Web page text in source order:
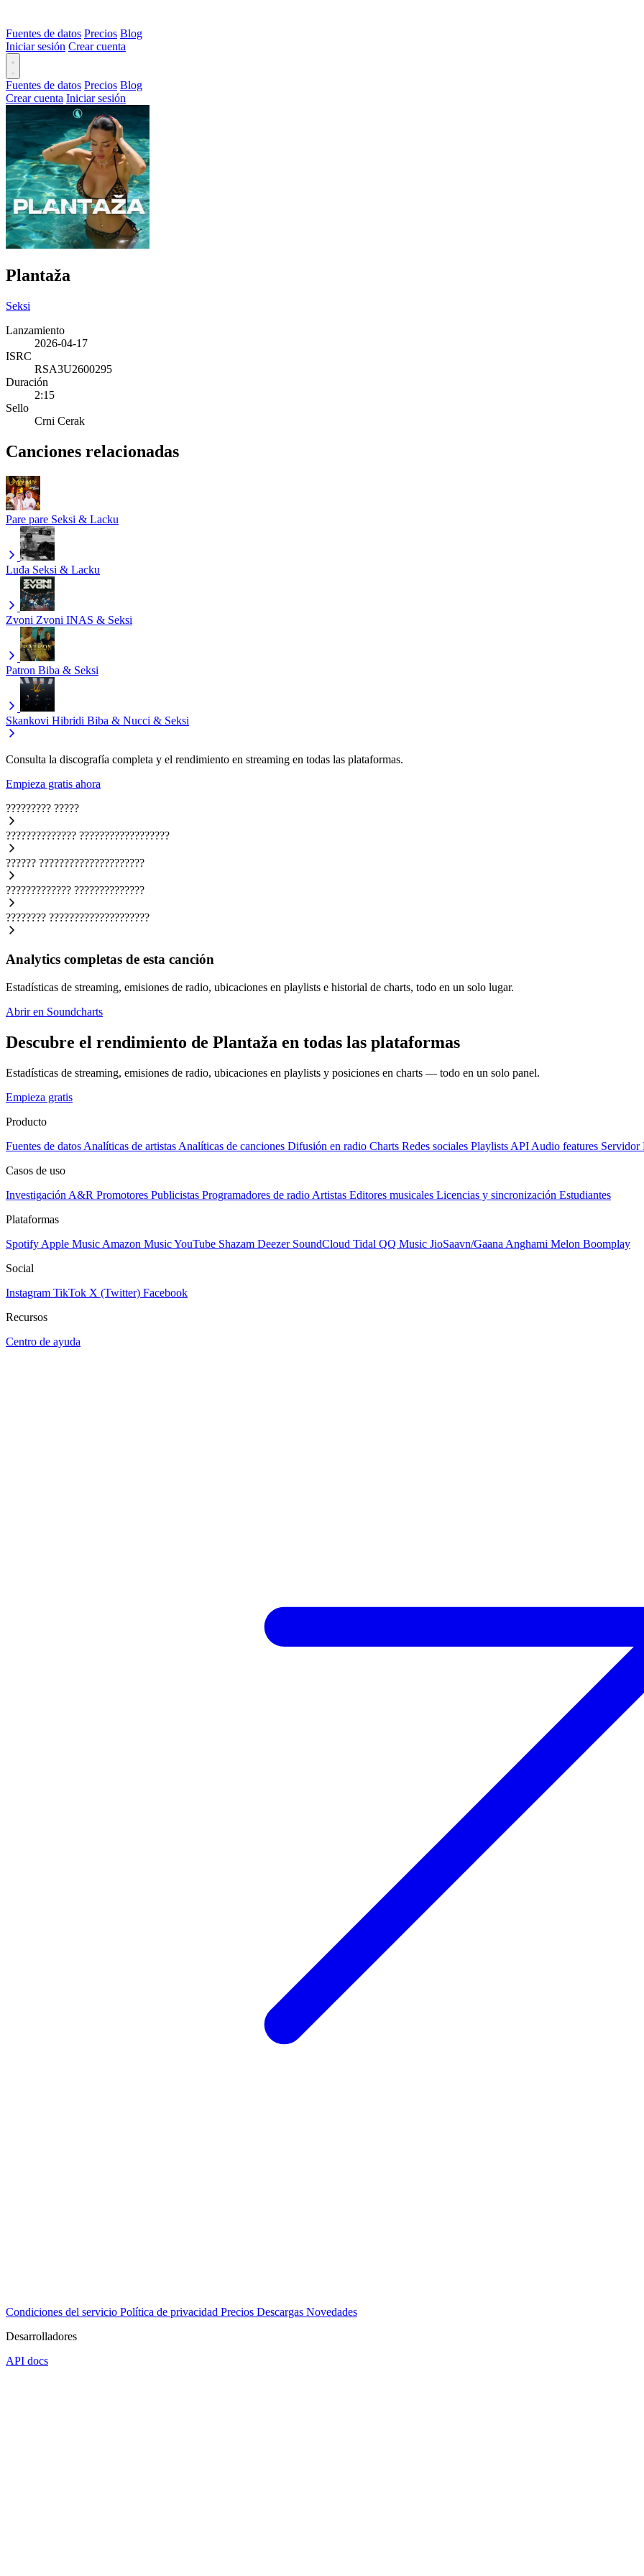
Fuentes de datos Precios Blog
Iniciar sesión Crear cuenta
Fuentes de datos Precios Blog
Crear cuenta Iniciar sesión
Plantaža
Seksi
Lanzamiento
2026-04-17
ISRC
RSA3U2600295
Duración
2:15
Sello
Crni Cerak
Canciones relacionadas
Pare pare Seksi & Lacku
Luđa Seksi & Lacku
Zvoni Zvoni INAS & Seksi
Patron Biba & Seksi
Skankovi Hibridi Biba & Nucci & Seksi
Consulta la discografía completa y el rendimiento en streaming en todas las plataformas.
Empieza gratis ahora
????????? ?????
?????????????? ??????????????????
?????? ?????????????????????
????????????? ??????????????
???????? ????????????????????
Analytics completas de esta canción
Estadísticas de streaming, emisiones de radio, ubicaciones en playlists e historial de charts, todo en un solo lugar.
Abrir en Soundcharts
Descubre el rendimiento de Plantaža en todas las plataformas
Estadísticas de streaming, emisiones de radio, ubicaciones en playlists y posiciones en charts — todo en un solo panel.
Empieza gratis
Producto
Fuentes de datos Analíticas de artistas Analíticas de canciones Difusión en radio Charts Redes sociales Playlists API Audio features Servidor
Casos de uso
Investigación A&R Promotores Publicistas Programadores de radio Artistas Editores musicales Licencias y sincronización Estudiantes
Plataformas
Spotify Apple Music Amazon MusicYouTube Shazam Deezer SoundCloud Tidal QQ Music JioSaavn/Gaana Anghami Melon Boomplay
Social
Instagram TikTok X (Twitter) Facebook
Recursos
Centro de ayuda
Condiciones del servicio Política de privacidad Precios Descargas Novedades
Desarrolladores
API docs